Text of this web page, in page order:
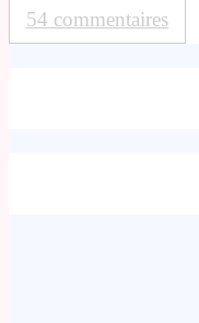
54 commentaires